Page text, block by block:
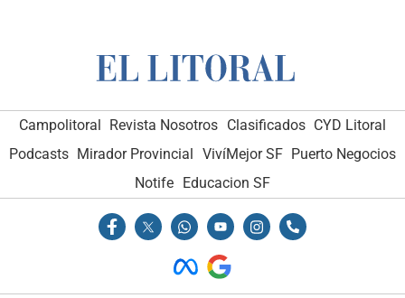
Campolitoral Revista Nosotros Clasificados CYD Litoral
Podcasts Mirador Provincial VivíMejor SF Puerto Negocios
Notife Educacion SF